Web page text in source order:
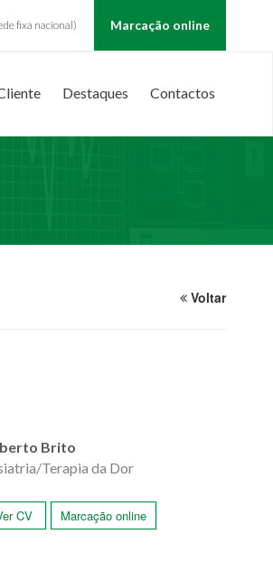
fixa nacional) Marcação online
Destaques Contactos
Voltar
Brito
Terapia da Dor
CV Marcação online